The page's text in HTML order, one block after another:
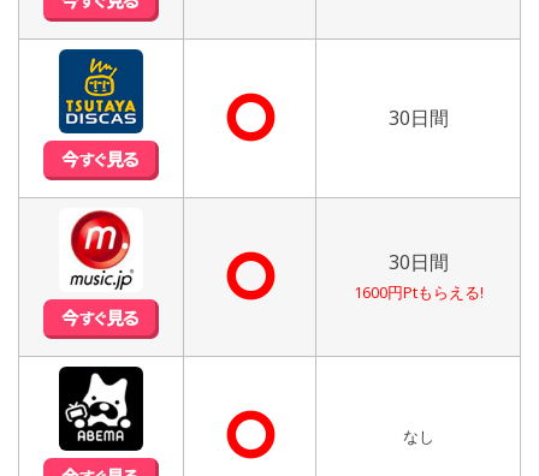
⭘ 30日間
⭘ 30日間
1600円Ptもらえる!
⭘ なし